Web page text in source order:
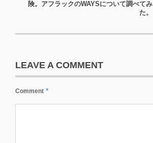
険。アフラックのWAYSについて調べてみ
た。
LEAVE A COMMENT
Comment *